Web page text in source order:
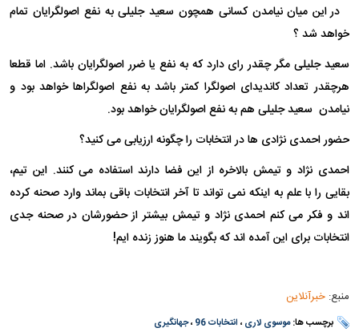
در این میان نیامدن کسانی همچون سعید جلیلی به نفع اصولگرایان تمام
خواهد شد ؟
سعید جلیلی مگر چقدر رای دارد که به نفع یا ضرر اصولگرایان باشد. اما قطعا
هرچقدر تعداد کاندیدای اصولگرا کمتر باشد به نفع اصولگراها خواهد بود و
نیامدن سعید جلیلی هم به نفع اصولگرایان خواهد بود.
حضور احمدی نژادی ها در انتخابات را چگونه ارزیابی می کنید؟
احمدی نژاد و تیمش بالاخره از این فضا دارند استفاده می کنند. این تیم،
بقایی را با علم به اینکه نمی تواند تا آخر انتخابات باقی بماند وارد صحنه کرده
اند و فکر می کنم احمدی نژاد و تیمش بیشتر از حضورشان در صحنه جدی
انتخابات برای این آمده اند که بگویند ما هنوز زنده ایم!
منبع:خبرآنلاین
برچسب ها:موسوی لاری ، انتخابات 96 ،جهانگیری